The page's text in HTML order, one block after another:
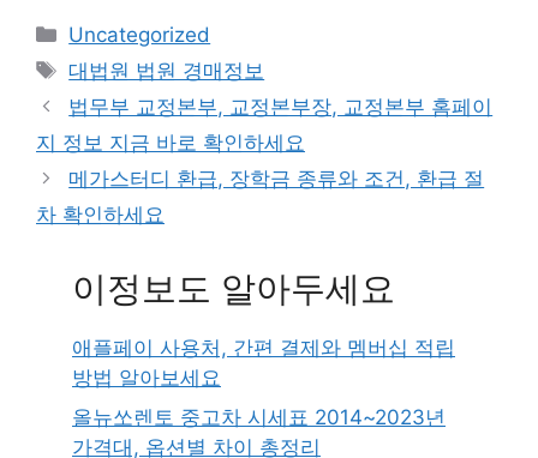
Categories
Uncategorized
Tags
대법원 법원 경매정보
법무부 교정본부, 교정본부장, 교정본부 홈페이
지 정보 지금 바로 확인하세요
메가스터디 환급, 장학금 종류와 조건, 환급 절
차 확인하세요
이정보도 알아두세요
애플페이 사용처, 간편 결제와 멤버십 적립
방법 알아보세요
올뉴쏘렌토 중고차 시세표 2014~2023년
가격대, 옵션별 차이 총정리